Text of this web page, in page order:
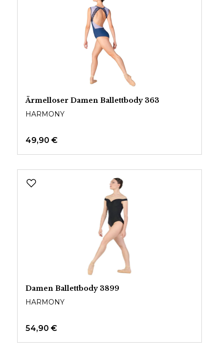
Ärmelloser Damen Ballettbody 363
HARMONY
49,90 €
Damen Ballettbody 3899
HARMONY
54,90 €